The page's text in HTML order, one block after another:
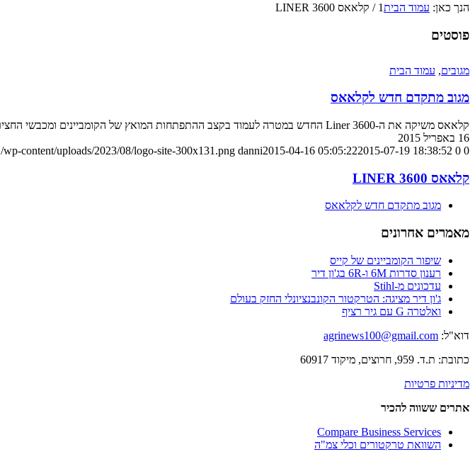
הנך כאן: עמוד הבית1
/ קלאאס LINER 3600
פוסטים
מגובים, עמוד הבית
מגוב מתקדם חדש לקלאאס
קלאאס משיקה את ה-Liner 3600 החדש במטרה לעמוד בקצב ההתפתחות המואץ של הקומביינים ומכבשי החציר העדכניים
16 באפריל 2015
0
0
/wp-content/uploads/2023/08/logo-site-300x131.png danni2015-04-16 05:05:222015-07-19 18:38:52
קלאאס LINER 3600
מגוב מתקדם חדש לקלאאס
מאמרים אחרונים
שיפור הקומביינים של קייס
רענון סדרות 6M ו-6R בג'ון דיר
עדכונים מ-Stihl
ג'ון דיר מציגה: הטרקטור הקונבנציונלי החזק בעולם
ואלטרה G עם גיר רציף
דוא"ל: agrinews100@gmail.com
כתובת: ת.ד. 959, חרוצים, מיקוד 60917
מדיניות פרטיות
אתרים ששווה להכיר
Compare Business Services
השוואת טרקטורים וכלי צמ"ה